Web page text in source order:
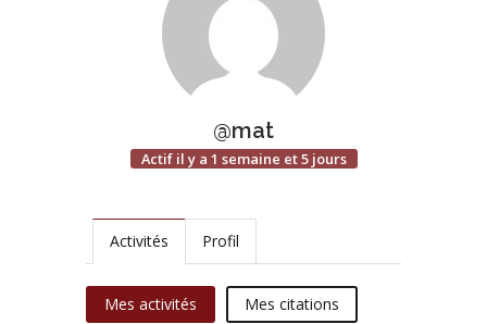
@mat
Actif il y a 1 semaine et 5 jours
Activités Profil
Mes activités Mes citations